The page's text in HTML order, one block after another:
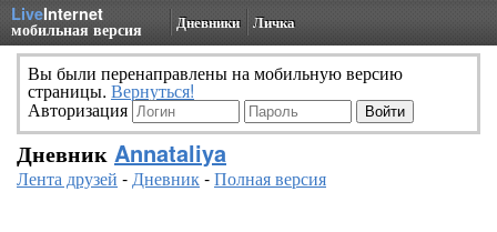
LiveInternet
мобильная версия Дневники Личка
Вы были перенаправлены на мобильную версию
страницы. Вернуться!
Авторизация
Дневник Annataliya
Лента друзей -Дневник-Полная версия